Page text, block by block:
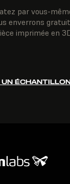
par vous-
enverrons
imprimée en